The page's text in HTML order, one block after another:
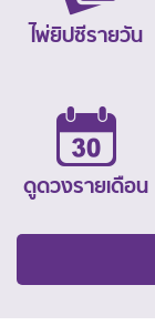
ไพ่ยิปซีรายวัน
ดูดวงรายเดือน